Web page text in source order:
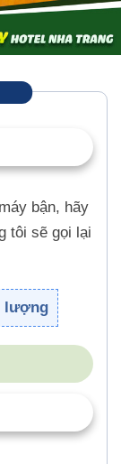
bận, hãy
tôi sẽ gọi lại
lượng